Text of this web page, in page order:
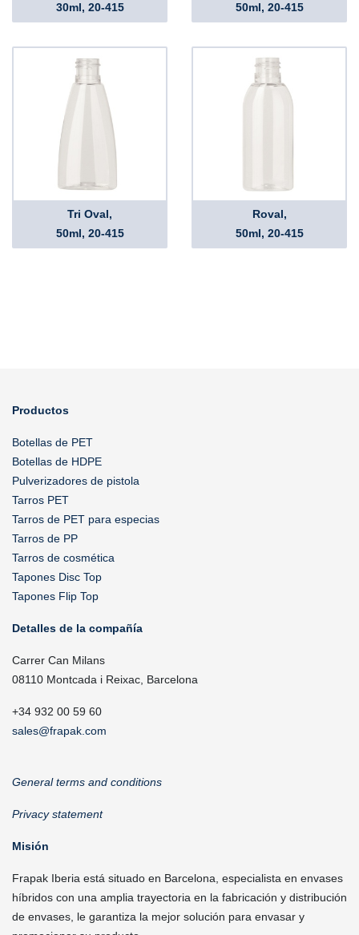
30ml, 20-415
50ml, 20-415
Tri Oval,
50ml, 20-415
Roval,
50ml, 20-415
Productos
Botellas de PET
Botellas de HDPE
Pulverizadores de pistola
Tarros PET
Tarros de PET para especias
Tarros de PP
Tarros de cosmética
Tapones Disc Top
Tapones Flip Top
Detalles de la compañía
Carrer Can Milans
08110 Montcada i Reixac, Barcelona
+34 932 00 59 60
sales@frapak.com
General terms and conditions
Privacy statement
Misión
Frapak Iberia está situado en Barcelona, especialista en envases
híbridos con una amplia trayectoria en la fabricación y distribución
de envases, le garantiza la mejor solución para envasar y